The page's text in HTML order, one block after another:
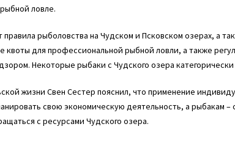
ловле.
рыболовства на Чудском и Псковском озерах, а
квоты для профессиональной рыбной ловли, а также
Некоторые рыбаки с Чудского озера
жизни Свен Сестер пояснил, что применение
свою экономическую деятельность, а рыбакам –
с ресурсами Чудского озера.